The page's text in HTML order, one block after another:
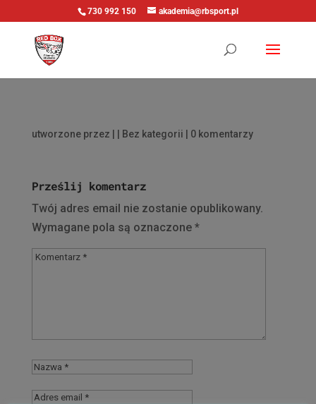
730 992 150 akademia@rbsport.pl
utworzone przez | Bez kategorii | 0 komentarzy
Prześlij komentarz
Twój adres email nie zostanie opublikowany.
Wymagane pola są oznaczone *